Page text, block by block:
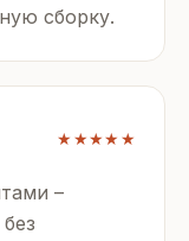
сборку.
★★★★★
–